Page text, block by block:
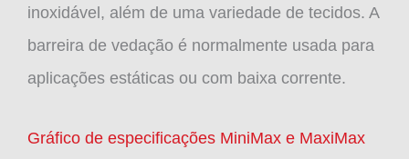
inoxidável, além de uma variedade de tecidos. A
barreira de vedação é normalmente usada para
aplicações estáticas ou com baixa corrente.
Gráfico de especificações MiniMax e MaxiMax